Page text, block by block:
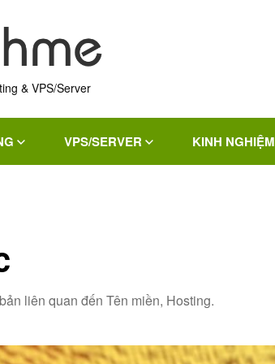
& VPS/Server
VPS/SERVER KINH NGHIỆM
liên quan đến Tên miền, Hosting.